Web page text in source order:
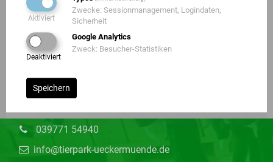
Aktiviert
Zwecke: Sessionmanagement, Logindaten,
Sicherheit
Google Analytics
Deaktiviert
Zweck: Besucher-Statistiken
Speichern
Chausseestr. 76,
039771 54940
info@tierpark-ueckermuende.de